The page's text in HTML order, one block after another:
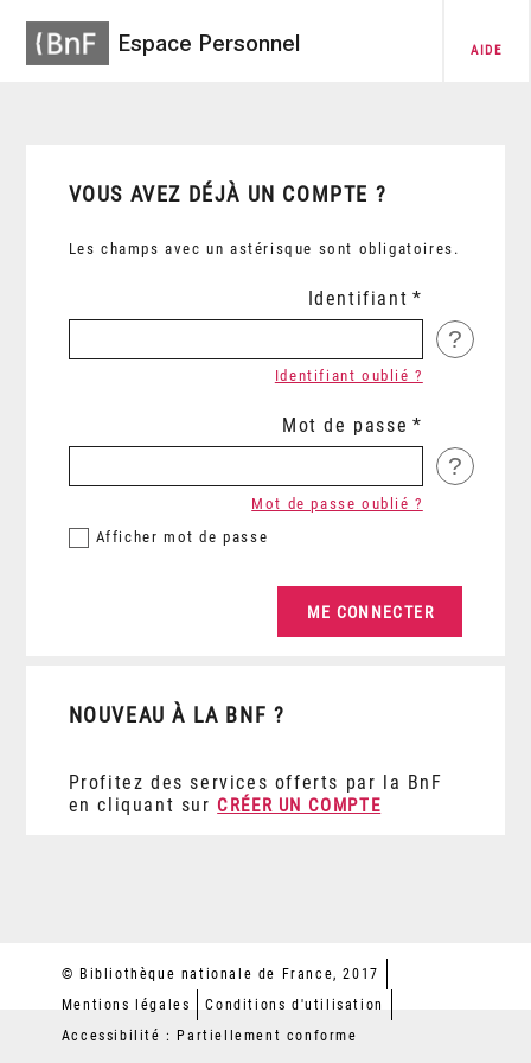
Espace Personnel AIDE
VOUS AVEZ DÉJÀ UN COMPTE ?
Les champs avec un astérisque sont obligatoires.
Identifiant
?
Identifiant oublié ?
Mot de passe
?
Afficher mot de passe
Mot de passe oublié ?
NOUVEAU À LA BNF ?
Profitez des services offerts par la BnF
en cliquant sur CRÉER UN COMPTE
© Bibliothèque nationale de France, 2017
Mentions légales
Conditions d'utilisation
Accessibilité : Partiellement conforme